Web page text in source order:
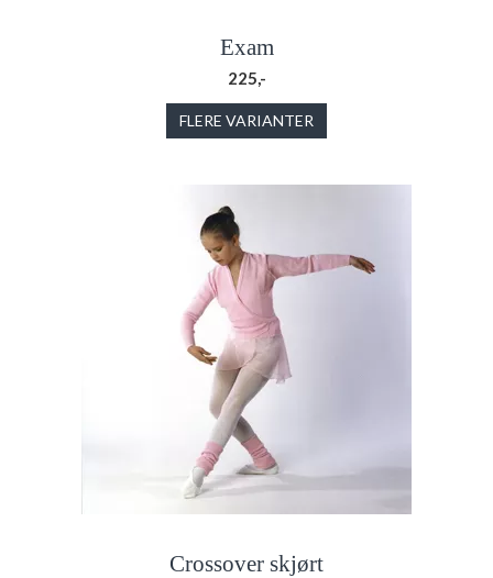
Exam
225,-
FLERE VARIANTER
Crossover skjørt